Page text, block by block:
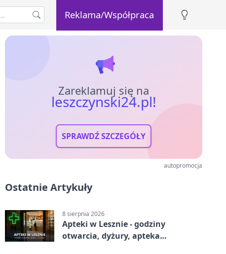
Reklama/Współpraca
Zareklamuj się na
leszczynski24.pl!
SPRAWDŹ SZCZEGÓŁY
autopromocja
Ostatnie Artykuły
8 sierpnia 2026
Apteki w Lesznie - godziny
otwarcia, dyżury, apteka